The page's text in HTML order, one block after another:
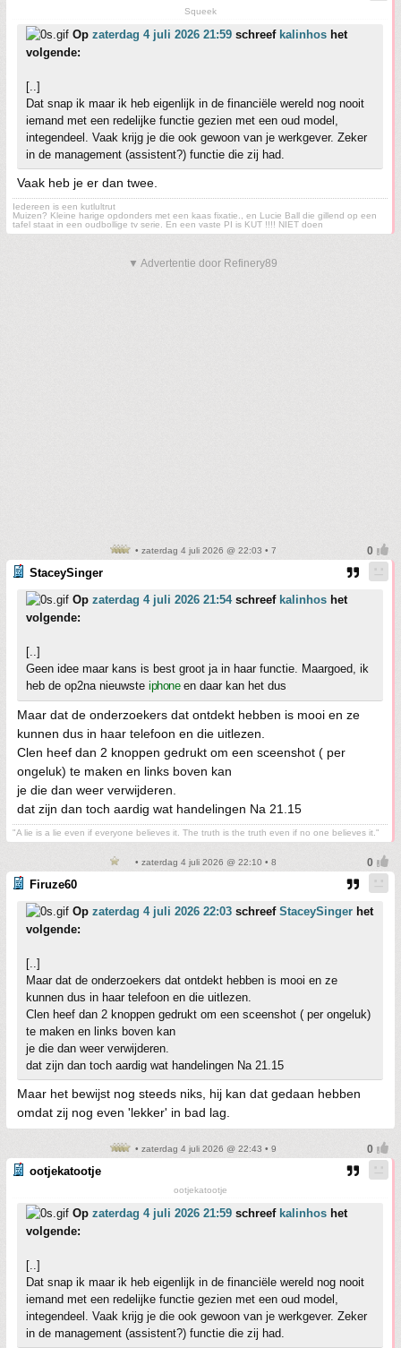
Squeek
Op zaterdag 4 juli 2026 21:59 schreef kalinhos het
volgende:
[..]
Dat snap ik maar ik heb eigenlijk in de financiële wereld nog nooit
iemand met een redelijke functie gezien met een oud model,
integendeel. Vaak krijg je die ook gewoon van je werkgever. Zeker
in de management (assistent?) functie die zij had.
Vaak heb je er dan twee.
Iedereen is een kutlultrut
Muizen? Kleine harige opdonders met een kaas fixatie., en Lucie Ball die gillend op een
tafel staat in een oudbollige tv serie. En een vaste PI is KUT !!!! NIET doen
▼ Advertentie door Refinery89
• zaterdag 4 juli 2026 @ 22:03 • 7
StaceySinger
Op zaterdag 4 juli 2026 21:54schreef kalinhos het
volgende:
[..]
Geen idee maar kans is best groot ja in haar functie. Maargoed, ik
heb de op2na nieuwste iphoneen daar kan het dus
Maar dat de onderzoekers dat ontdekt hebben is mooi en ze
kunnen dus in haar telefoon en die uitlezen.
Clen heef dan 2 knoppen gedrukt om een sceenshot ( per
ongeluk) te maken en links boven kan
je die dan weer verwijderen.
dat zijn dan toch aardig wat handelingen Na 21.15
"A lie is a lie even if everyone believes it. The truth is the truth even if no one believes it."
• zaterdag 4 juli 2026 @ 22:10 • 8
Firuze60
Op zaterdag 4 juli 2026 22:03 schreef StaceySinger het
volgende:
[..]
Maar dat de onderzoekers dat ontdekt hebben is mooi en ze
kunnen dus in haar telefoon en die uitlezen.
Clen heef dan 2 knoppen gedrukt om een sceenshot ( per ongeluk)
te maken en links boven kan
je die dan weer verwijderen.
dat zijn dan toch aardig wat handelingen Na 21.15
Maar het bewijst nog steeds niks, hij kan dat gedaan hebben
omdat zij nog even 'lekker' in bad lag.
• zaterdag 4 juli 2026 @ 22:43 • 9
ootjekatootje
ootjekatootje
Op zaterdag 4 juli 2026 21:59 schreef kalinhos het
volgende:
[..]
Dat snap ik maar ik heb eigenlijk in de financiële wereld nog nooit
iemand met een redelijke functie gezien met een oud model,
integendeel. Vaak krijg je die ook gewoon van je werkgever. Zeker
in de management (assistent?) functie die zij had.